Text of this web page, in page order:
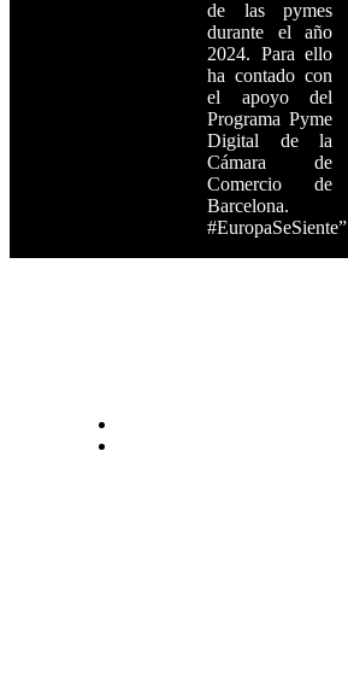
de las pymes
durante el año
2024. Para ello
ha contado con
el apoyo del
Programa Pyme
Digital de la
Cámara de
Comercio de
Barcelona.
#EuropaSeSiente”